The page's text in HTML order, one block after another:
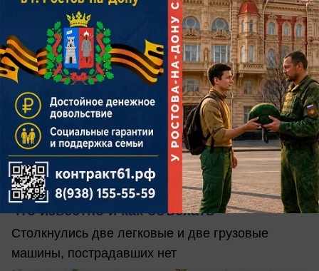
сегодня в 12:00 0
АВТО
На М‑4 «Дон» затор из‑за двух аварий:
что известно и как объехать
Столкнулись две легковые и две грузовые
машины, пострадавших нет